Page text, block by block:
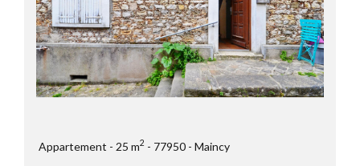
Appartement 25 m2 77950 Maincy